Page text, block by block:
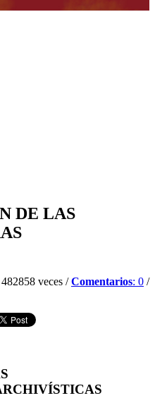
DE LAS
482858 veces /Comentarios: 0 /